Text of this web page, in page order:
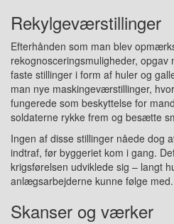
Rekylgeværstillinger
Efterhånden som man blev
rekognosceringsmuligheder, opgav
faste stillinger i form af huler og
man nye maskingeværstillinger,
fungerede som beskyttelse for
soldaterne rykke frem og besætte
Ingen af disse stillinger nåede dog
indtraf, før byggeriet kom i gang.
krigsførelsen udviklede sig – langt
anlægsarbejderne kunne følge med.
Skanser og værker